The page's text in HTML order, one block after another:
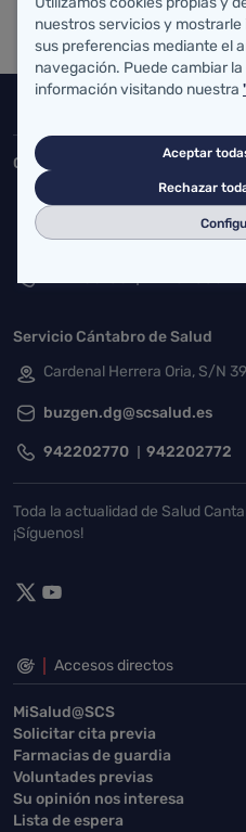
Consejería de Salud
Federico Vial 13, 39009
Servicio Cántabro de Salud
Cardenal Herrera Oria, S/N
buzgen.dg@scsalud.es
942202770 942202772
Toda la actualidad de Salud
¡Síguenos!
Accesos directos
MiSalud@SCS
Solicitar cita previa
Farmacias de guardia
Voluntades previas
Su opinión nos interesa
Lista de espera
nuestros servicios y
sus preferencias mediante el
navegación. Puede cambiar
información visitando nuestra
Aceptar
Rechazar